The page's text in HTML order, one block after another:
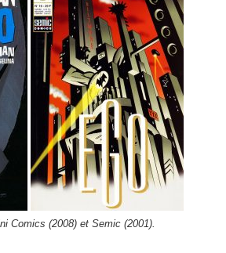
Comics (2008) et Semic (2001).